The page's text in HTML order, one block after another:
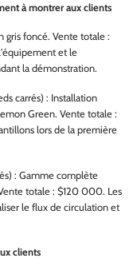
à montrer aux clients
gris foncé. Vente totale :
et le
la démonstration.
carrés) : Installation
Green. Vente totale :
lors de la première
: Gamme complète
totale : $120 000. Les
le flux de circulation et
clients